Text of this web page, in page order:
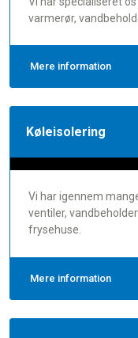
varmerør,
Mere information
Køleisolering
Vi har igennem
ventiler,
frysehuse.
Mere information